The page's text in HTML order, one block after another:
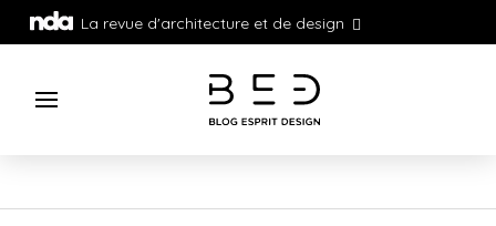
La revue d'architecture et de design